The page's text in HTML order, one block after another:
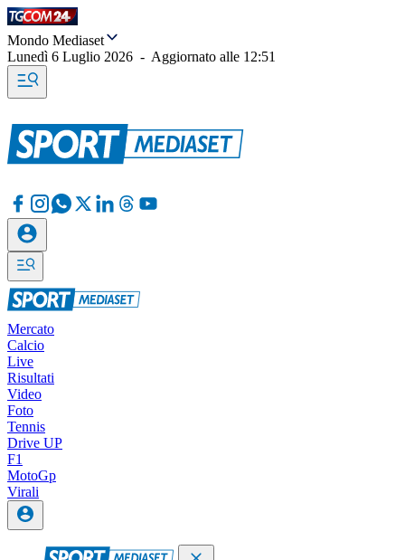
Mondo Mediaset
Lunedì 6 Luglio 2026 - Aggiornato alle 12:51
Mercato
Calcio
Live
Risultati
Video
Foto
Tennis
Drive UP
F1
MotoGp
Virali